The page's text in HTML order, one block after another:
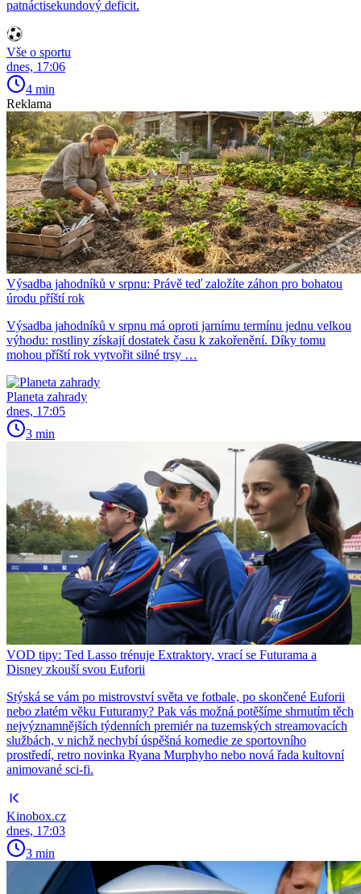
patnáctisekundový deficit.
Vše o sportu
dnes, 17:06
4 min
Reklama
Výsadba jahodníků v srpnu: Právě teď založíte záhon pro bohatou
úrodu příští rok
Výsadba jahodníků v srpnu má oproti jarnímu termínu jednu velkou
výhodu: rostliny získají dostatek času k zakořenění. Díky tomu
mohou příští rok vytvořit silné trsy …
Planeta zahrady
dnes, 17:05
3 min
VOD tipy: Ted Lasso trénuje Extraktory, vrací se Futurama a
Disney zkouší svou Euforii
Stýská se vám po mistrovství světa ve fotbale, po skončené Euforii
nebo zlatém věku Futuramy? Pak vás možná potěšíme shrnutím těch
nejvýznamnějších týdenních premiér na tuzemských streamovacích
službách, v nichž nechybí úspěšná komedie ze sportovního
prostředí, retro novinka Ryana Murphyho nebo nová řada kultovní
animované sci-fi.
Kinobox.cz
dnes, 17:03
3 min